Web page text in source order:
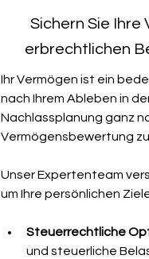
Sichern Sie
erbrechtlichen
Ihr Vermögen ist ein
nach Ihrem Ableben in
Nachlassplanung ganz
Vermögensbewertung
Unser Expertenteam
um Ihre persönlichen
Steuerrechtliche
und steuerliche